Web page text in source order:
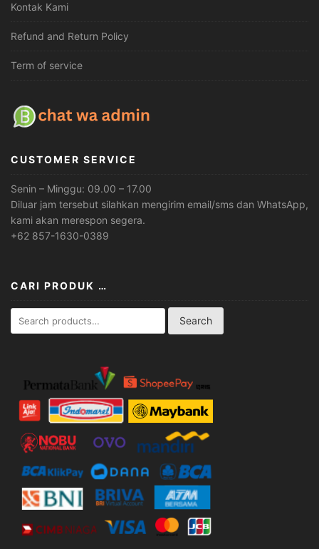
Kontak Kami
Refund and Return Policy
Term of service
CUSTOMER SERVICE
Senin – Minggu: 09.00 – 17.00
Diluar jam tersebut silahkan mengirim email/sms dan WhatsApp,
kami akan merespon segera.
+62 857-1630-0389
CARI PRODUK …
for:
Search